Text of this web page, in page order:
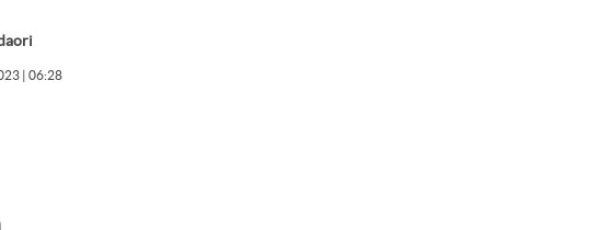
| 06:28